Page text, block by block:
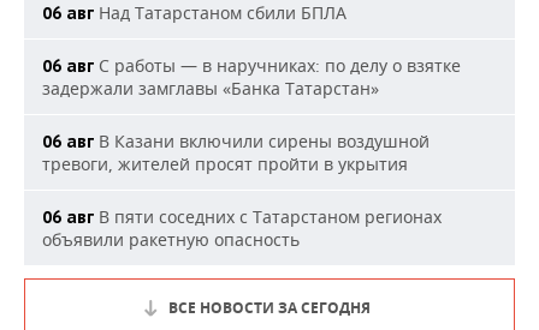
06 авг Над Татарстаном сбили БПЛА
06 авг С работы — в наручниках: по делу о взятке
задержали замглавы «Банка Татарстан»
06 авг В Казани включили сирены воздушной
тревоги, жителей просят пройти в укрытия
06 авг В пяти соседних с Татарстаном регионах
объявили ракетную опасность
ВСЕ НОВОСТИ ЗА СЕГОДНЯ